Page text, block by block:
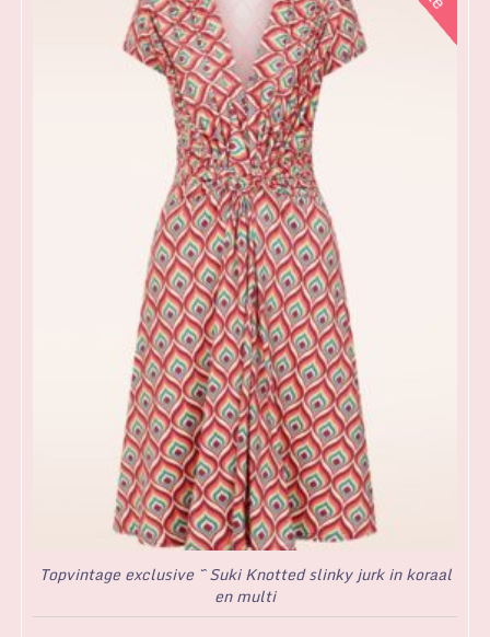
Topvintage exclusive ~ Suki Knotted slinky jurk in koraal
en multi